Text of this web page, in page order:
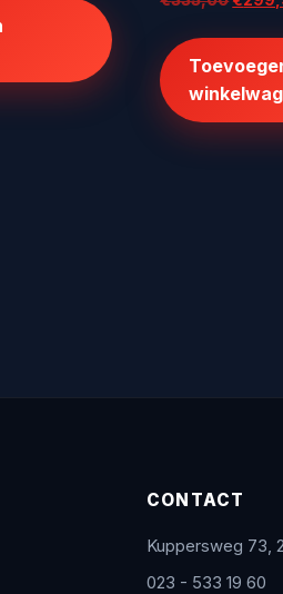
CONTACT
Kuppersweg 73,
023 - 533 19 60